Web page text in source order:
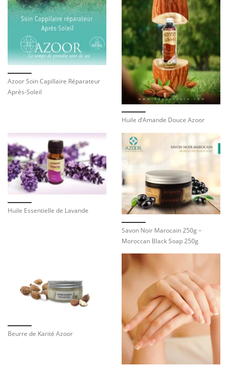
Azoor Soin Capillaire Réparateur
Après-Soleil
Huile d’Amande Douce Azoor
Huile Essentielle de Lavande
Savon Noir Marocain 250g –
Moroccan Black Soap 250g
Beurre de Karité Azoor